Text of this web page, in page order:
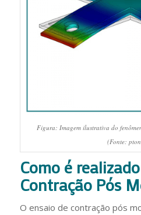
Figura: Imagem ilustrativa do
(Fonte:
Como é
Contração Pós
O ensaio de contração pós